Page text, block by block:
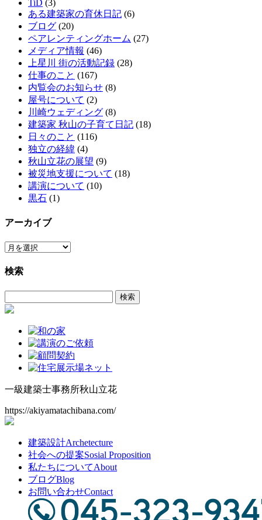
TiD (3)
ある建築家の育休日記 (6)
ブログ (20)
ペアレンティングホーム (27)
メディア情報 (46)
上星川 街の活動記録 (28)
仕事のこと (167)
内覧会のお知らせ (8)
屋号について (2)
川崎ウェディング (8)
建築家 秋山の子育て日記 (18)
日々のこと (116)
独立の経緯 (4)
秋山立花の展望 (9)
被災地支援について (18)
講演について (10)
黒石 (1)
アーカイブ
ア
カ
検索
索:
一級建築士事務所秋山立花
https://akiyamatachibana.com/
建築設計Archetecture
社会への提案Sosial Proposition
私たちについてAbout
ブログBlog
お問い合わせContact